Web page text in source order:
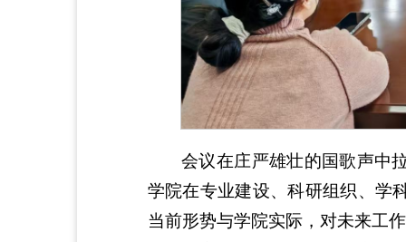
会议在庄严雄壮的国歌声中
学院在专业建设、科研组织、学
当前形势与学院实际，对未来工